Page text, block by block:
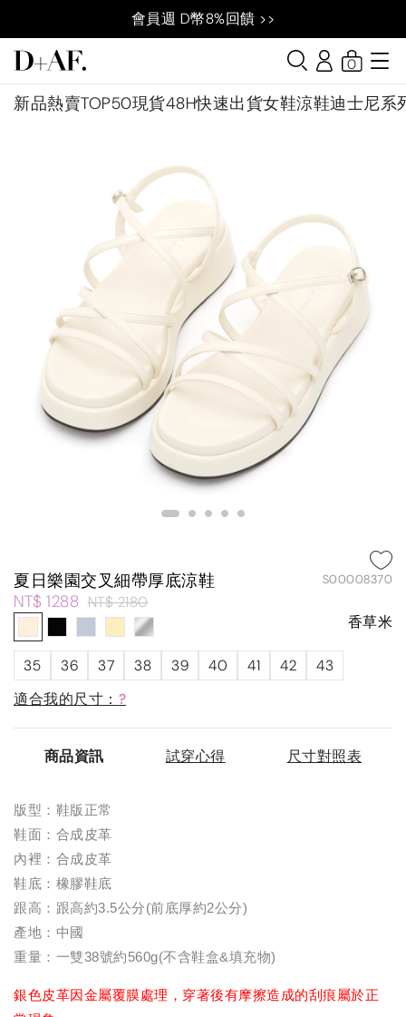
會員週 D幣8%回饋 >>
新品熱賣TOP50現貨48H快速出貨女鞋涼鞋迪士尼系
0
夏日樂園交叉細帶厚底涼鞋 S00008370
NT$ 1288 NT$ 2180
香草米
35 36 37 38 39 40 41 42
43
適合我的尺寸： ?
商品資訊 試穿心得 尺寸對照表
版型：鞋版正常
鞋面：合成皮革
內裡：合成皮革
鞋底：橡膠鞋底
跟高：跟高約3.5公分(前底厚約2公分)
產地：中國
重量：一雙38號約560g(不含鞋盒&填充物)
銀色皮革因金屬覆膜處理，穿著後有摩擦造成的刮痕屬於正